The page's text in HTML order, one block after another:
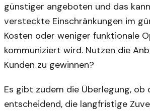
günstiger angeboten und das
versteckte Einschränkungen im
Kosten oder weniger funktionale
kommuniziert wird. Nutzen die
Kunden zu gewinnen?
Es gibt zudem die Überlegung,
entscheidend, die langfristige